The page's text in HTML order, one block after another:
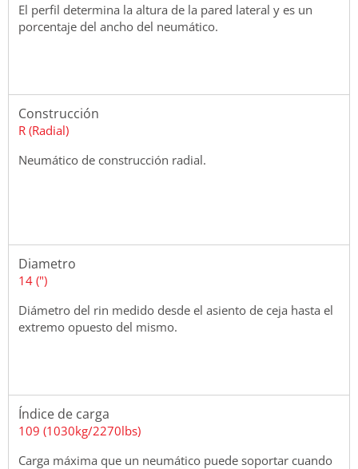
El perfil determina la altura de la pared lateral y es un
porcentaje del ancho del neumático.
Construcción
R (Radial)
Neumático de construcción radial.
Diametro
14 (")
Diámetro del rin medido desde el asiento de ceja hasta el
extremo opuesto del mismo.
Índice de carga
109 (1030kg/2270lbs)
Carga máxima que un neumático puede soportar cuando